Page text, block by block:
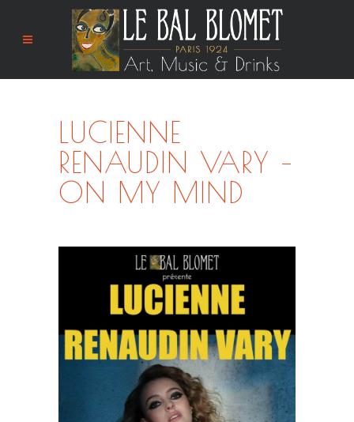
LUCIENNE
RENAUDIN VARY –
ON MY MIND